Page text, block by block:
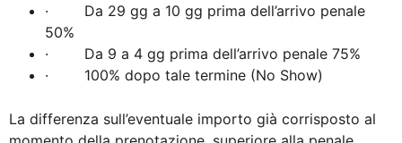
· Da 29 gg a 10 gg prima dell’arrivo penale
50%
· Da 9 a 4 gg prima dell’arrivo penale 75%
· 100% dopo tale termine (No Show)
La differenza sull’eventuale importo già corrisposto al